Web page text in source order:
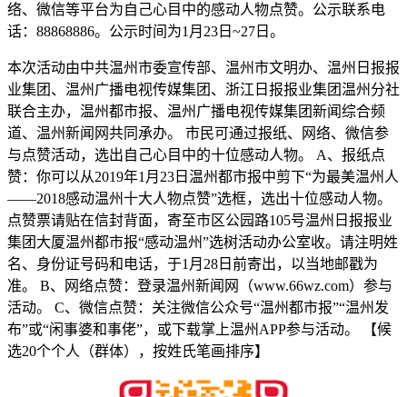
络、微信等平台为自己心目中的感动人物点赞。公示联系电
话：88868886。公示时间为1月23日~27日。
本次活动由中共温州市委宣传部、温州市文明办、温州日报报
业集团、温州广播电视传媒集团、浙江日报报业集团温州分社
联合主办，温州都市报、温州广播电视传媒集团新闻综合频
道、温州新闻网共同承办。 市民可通过报纸、网络、微信参
与点赞活动，选出自己心目中的十位感动人物。 A、报纸点
赞：你可以从2019年1月23日温州都市报中剪下“为最美温州人
——2018感动温州十大人物点赞”选框，选出十位感动人物。
点赞票请贴在信封背面，寄至市区公园路105号温州日报报业
集团大厦温州都市报“感动温州”选树活动办公室收。请注明姓
名、身份证号码和电话，于1月28日前寄出，以当地邮戳为
准。 B、网络点赞：登录温州新闻网（www.66wz.com）参与
活动。 C、微信点赞：关注微信公众号“温州都市报”“温州发
布”或“闲事婆和事佬”，或下载掌上温州APP参与活动。 【候
选20个个人（群体），按姓氏笔画排序】